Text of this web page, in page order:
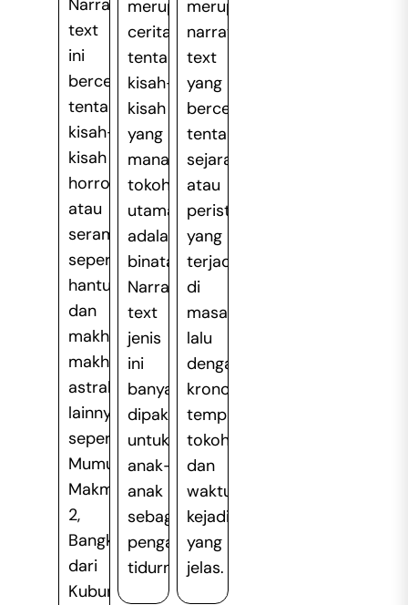
Narrative
text
ini
bercerita
tentang
kisah-
kisah
horror
atau
seram
seperti
hantu
dan
makhluk-
makhluk
astral
lainnya,
seperti
Mumun,
Makmum
2,
Bangkit
dari
Kubur,
merupakan
cerita
tentang
kisah-
kisah
yang
mana
tokoh
utamanya
adalah
binatang.
Narrative
text
jenis
ini
banyak
dipakai
untuk
anak-
anak
sebagai
pengantar
tidurnya.
merupakan
narrative
text
yang
bercerita
tentang
sejarah
atau
peristiwa
yang
terjadi
di
masa
lalu
dengan
kronologis
tempat,
tokoh,
dan
waktu
kejadian
yang
jelas.